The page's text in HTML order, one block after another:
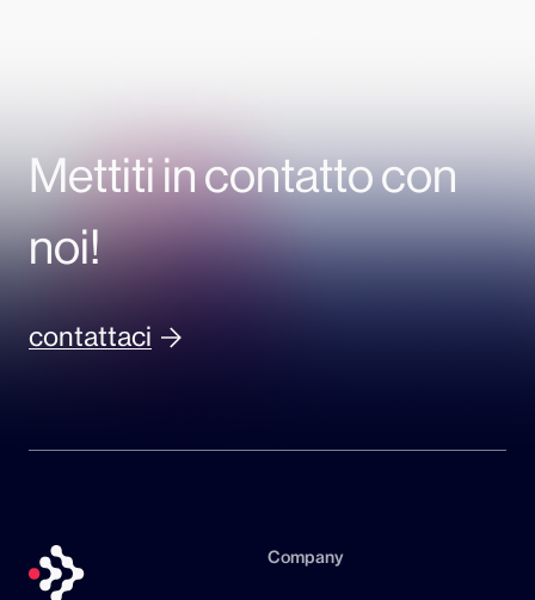
Mettiti in contatto con
noi!
contattaci
Company